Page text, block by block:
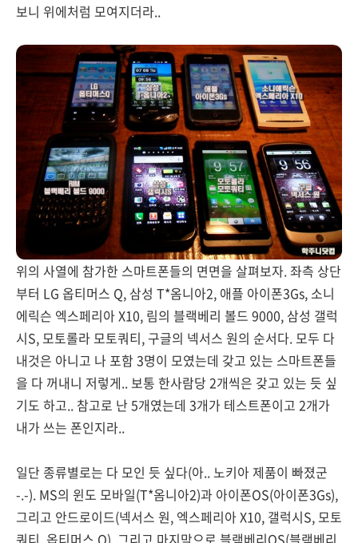
보니 위에처럼 모여지더라..
위의 사열에 참가한 스마트폰들의 면면을 살펴보자. 좌측 상단
부터 LG 옵티머스 Q, 삼성 T*옴니아2, 애플 아이폰3Gs, 소니
에릭슨 엑스페리아 X10, 림의 블랙베리 볼드 9000, 삼성 갤럭
시S, 모토롤라 모토쿼티, 구글의 넥서스 원의 순서다. 모두 다
내것은 아니고 나 포함 3명이 모였는데 갖고 있는 스마트폰들
을 다 꺼내니 저렇게.. 보통 한사람당 2개씩은 갖고 있는 듯 싶
기도 하고.. 참고로 난 5개였는데 3개가 테스트폰이고 2개가
내가 쓰는 폰인지라..
일단 종류별로는 다 모인 듯 싶다(아.. 노키아 제품이 빠졌군
-.-). MS의 윈도 모바일(T*옴니아2)과 아이폰OS(아이폰3Gs),
그리고 안드로이드(넥서스 원, 엑스페리아 X10, 갤럭시S, 모토
쿼티, 옵티머스 Q), 그리고 마지막으로 블랙베리OS(블랙베리